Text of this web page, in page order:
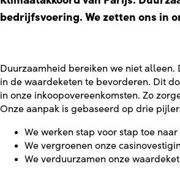
bedrijfsvoering. We zetten ons in
Duurzaamheid bereiken we niet
in de waardeketen te bevorderen. Dit
in onze inkoopovereenkomsten. Zo
Onze aanpak is gebaseerd op drie
We werken stap voor stap toe
We vergroenen onze
We verduurzamen onze